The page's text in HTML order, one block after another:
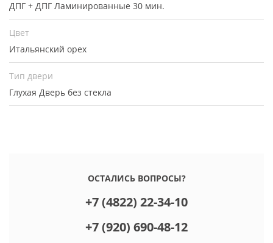
ДПГ + ДПГ Ламинированные 30 мин.
Цвет
Итальянский орех
Тип двери
Глухая Дверь без стекла
ОСТАЛИСЬ ВОПРОСЫ?
+7 (4822) 22-34-10
+7 (920) 690-48-12